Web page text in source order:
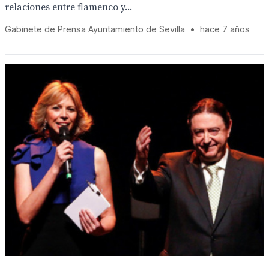
relaciones entre flamenco y...
Gabinete de Prensa Ayuntamiento de Sevilla • hace 7 años